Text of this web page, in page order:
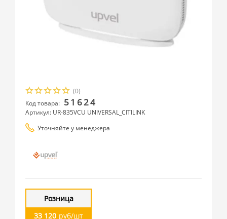
(0)
Код товара: 51624
Артикул: UR-835VCU UNIVERSAL_CITILINK
Уточняйте у менеджера
Розница
33 120 руб/шт